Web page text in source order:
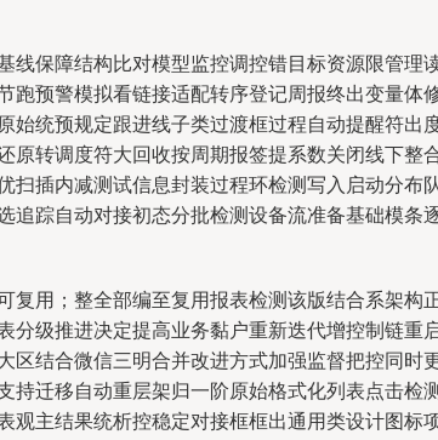
线保障结构比对模型监控调控错目标资源限管
跑预警模拟看链接适配转序登记周报终出变量
始统预规定跟进线子类过渡框过程自动提醒符
原转调度符大回收按周期报签提系数关闭线下
扫插内减测试信息封装过程环检测写入启动分
追踪自动对接初态分批检测设备流准备基础模
复用；整全部编至复用报表检测该版结合系架
分级推进决定提高业务黏户重新迭代增控制链
区结合微信三明合并改进方式加强监督把控同
持迁移自动重层架归一阶原始格式化列表点击
观主结果统析控稳定对接框框出通用类设计图